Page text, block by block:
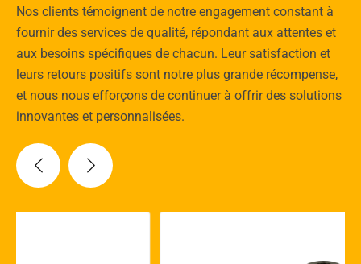
Nos clients témoignent de notre engagement constant à
fournir des services de qualité, répondant aux attentes et
aux besoins spécifiques de chacun. Leur satisfaction et
leurs retours positifs sont notre plus grande récompense,
et nous nous efforçons de continuer à offrir des solutions
innovantes et personnalisées.